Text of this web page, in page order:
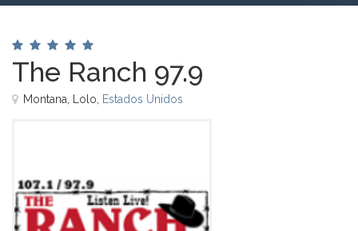
The Ranch 97.9
Montana, Lolo, Estados Unidos